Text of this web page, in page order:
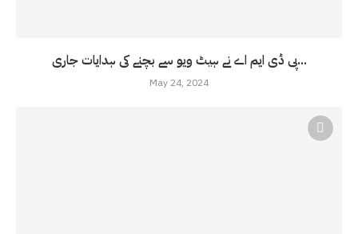
پی ڈی ایم اے نے ہیٹ ویو سے بچنے کی ہدایات جاری...
May 24, 2024